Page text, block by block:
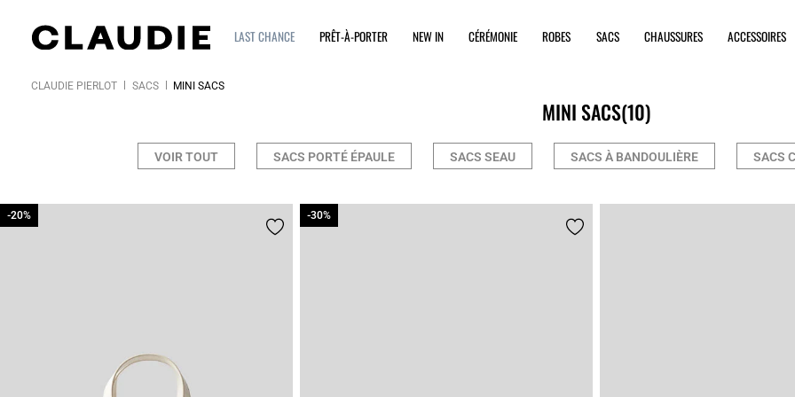
LAST CHANCE PRÊT-À-PORTER NEW IN CÉRÉMONIE ROBES SACS CHAUSSURES ACCESSOIRES
CLAUDIE PIERLOT SACS MINI SACS
MINI SACS(10)
VOIR TOUT SACS PORTÉ ÉPAULE SACS SEAU SACS À BANDOULIÈRE SACS
-20%
-20% -30%
-30%